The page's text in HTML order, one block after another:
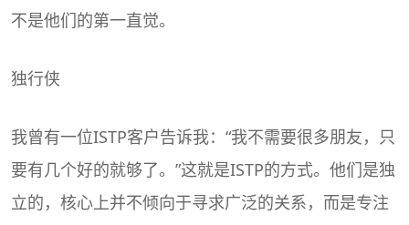
不是他们的第一直觉。
独行侠
我曾有一位ISTP客户告诉我：“我不需要很多朋友，只
要有几个好的就够了。”这就是ISTP的方式。他们是独
立的，核心上并不倾向于寻求广泛的关系，而是专注